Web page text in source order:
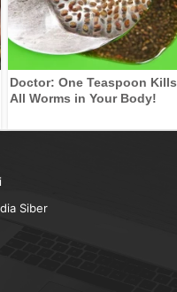
Doctor: One Teaspoon Kills
All Worms in Your Body!
Siber